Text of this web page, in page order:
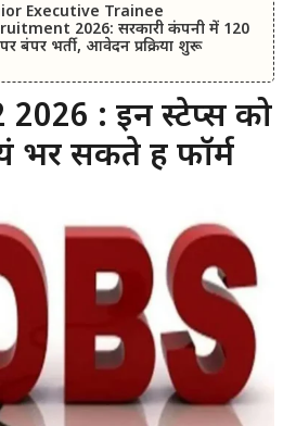
Executive Trainee
2026: सरकारी कंपनी में 120
बंपर भर्ती, आवेदन प्रक्रिया शुरू
2026 : इन स्टेप्स को
भर सकते हैं फॉर्म